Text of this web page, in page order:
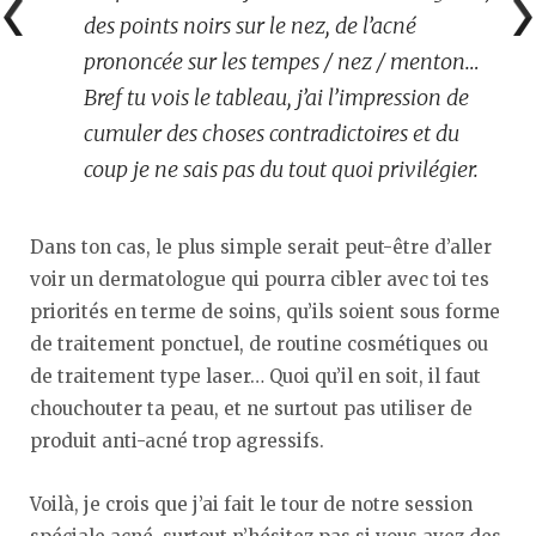
des points noirs sur le nez, de l’acné
prononcée sur les tempes / nez / menton…
Bref tu vois le tableau, j’ai l’impression de
cumuler des choses contradictoires et du
coup je ne sais pas du tout quoi privilégier.
Dans ton cas, le plus simple serait peut-être d’aller
voir un dermatologue qui pourra cibler avec toi tes
priorités en terme de soins, qu’ils soient sous forme
de traitement ponctuel, de routine cosmétiques ou
de traitement type laser… Quoi qu’il en soit, il faut
chouchouter ta peau, et ne surtout pas utiliser de
produit anti-acné trop agressifs.
Voilà, je crois que j’ai fait le tour de notre session